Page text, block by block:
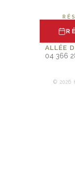
ALLÉE
04 366
© 2026